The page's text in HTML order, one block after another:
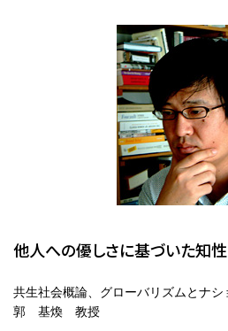
他人への優しさに基づいた知
共生社会概論、グローバリズムとナシ
郭 基煥 教授